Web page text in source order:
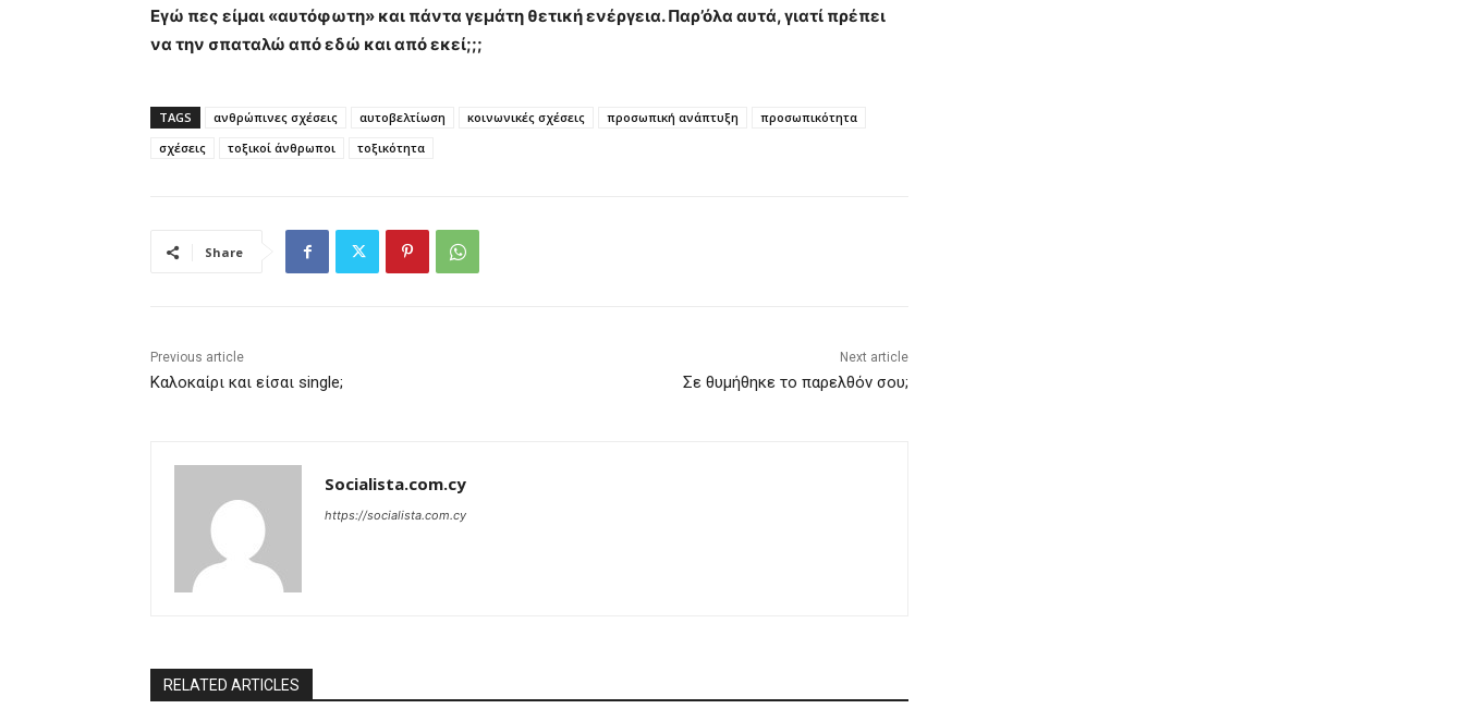
Εγώ πες είμαι «αυτόφωτη» και πάντα γεμάτη θετική ενέργεια. Παρ’όλα αυτά, γιατί πρέπει
να την σπαταλώ από εδώ και από εκεί;;;
TAGS ανθρώπινες σχέσεις αυτοβελτίωση κοινωνικές σχέσεις προσωπική ανάπτυξη
προσωπικότητα
σχέσεις
τοξικοί άνθρωποι τοξικότητα
Share
Previous article
Καλοκαίρι και είσαι single;
Next article
Σε θυμήθηκε το παρελθόν σου;
Socialista.com.cy
https://socialista.com.cy
RELATED ARTICLES